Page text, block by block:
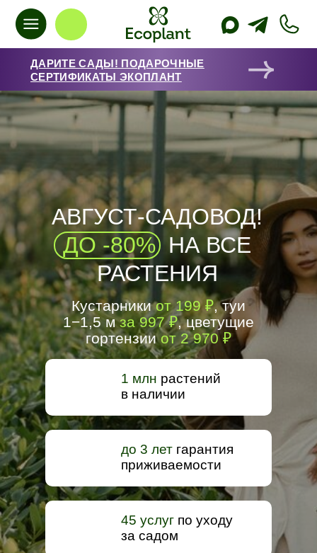
ДАРИТЕ САДЫ! ПОДАРОЧНЫЕ
СЕРТИФИКАТЫ ЭКОПЛАНТ
1 млн растений
в наличии
до 3 лет гарантия
приживаемости
45 услуг по уходу
за садом
Кустарникиот 199 ₽, туи
1−1,5 мза 997 ₽, цветущие
гортензииот 2 970 ₽
АВГУСТ-САДОВОД!
ДО -80%НА ВСЕ
РАСТЕНИЯ